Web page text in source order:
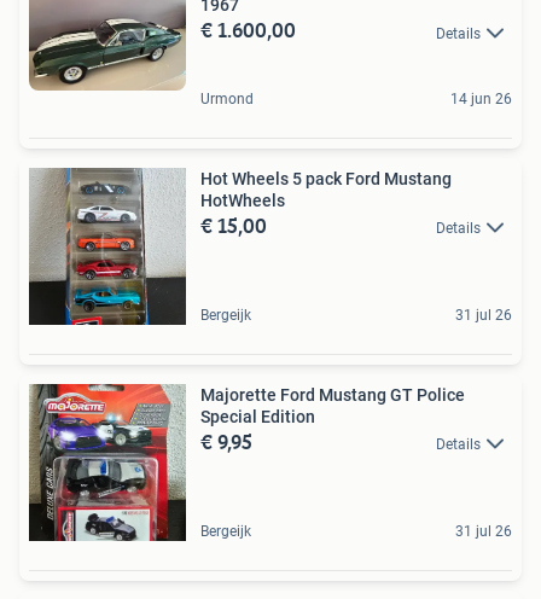
1967
€ 1.600,00 Details
Urmond 14 jun 26
Hot Wheels 5 pack Ford Mustang
HotWheels
€ 15,00 Details
Bergeijk 31 jul 26
Majorette Ford Mustang GT Police
Special Edition
€ 9,95 Details
Bergeijk 31 jul 26